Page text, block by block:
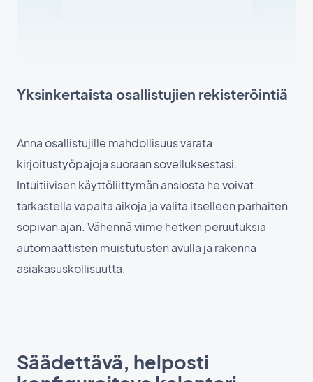
Yksinkertaista osallistujien rekisteröintiä
Anna osallistujille mahdollisuus varata
kirjoitustyöpajoja suoraan sovelluksestasi.
Intuitiivisen käyttöliittymän ansiosta he voivat
tarkastella vapaita aikoja ja valita itselleen parhaiten
sopivan ajan. Vähennä viime hetken peruutuksia
automaattisten muistutusten avulla ja rakenna
asiakasuskollisuutta.
Säädettävä, helposti